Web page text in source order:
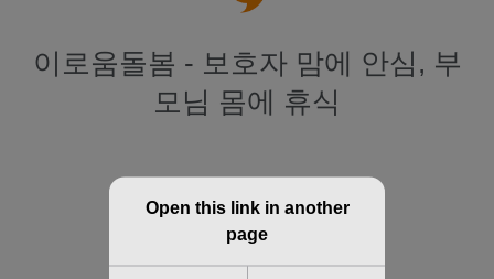
이로움돌봄 - 보호자 맘에 안심, 부
모님 몸에 휴식